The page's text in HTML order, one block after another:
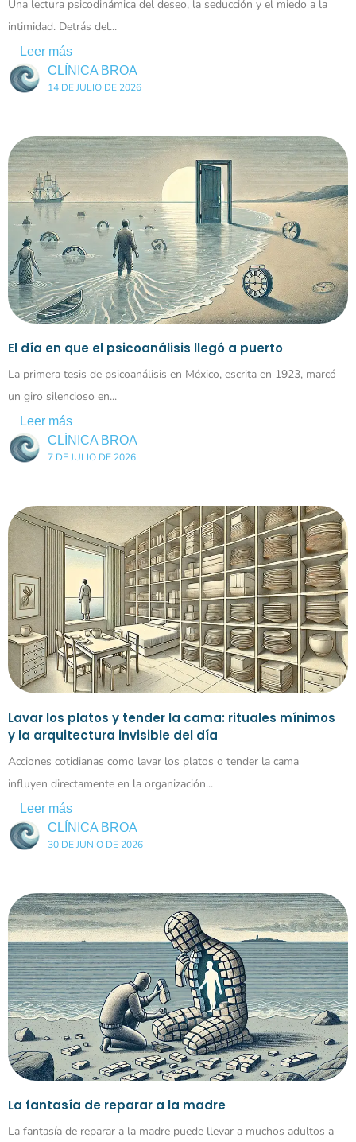
Una lectura psicodinámica del deseo, la seducción y el miedo a la
intimidad. Detrás del...
Leer más
CLÍNICA BROA
14 DE JULIO DE 2026
El día en que el psicoanálisis llegó a puerto
La primera tesis de psicoanálisis en México, escrita en 1923, marcó
un giro silencioso en...
Leer más
CLÍNICA BROA
7 DE JULIO DE 2026
Lavar los platos y tender la cama: rituales mínimos
y la arquitectura invisible del día
Acciones cotidianas como lavar los platos o tender la cama
influyen directamente en la organización...
Leer más
CLÍNICA BROA
30 DE JUNIO DE 2026
La fantasía de reparar a la madre
La fantasía de reparar a la madre puede llevar a muchos adultos a